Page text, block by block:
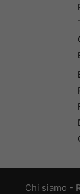
Chi siamo -